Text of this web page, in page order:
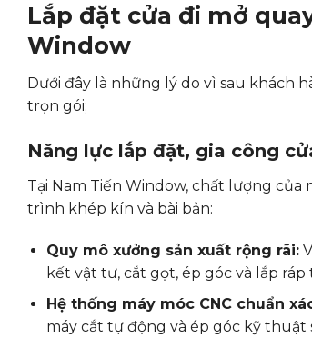
Lắp đặt cửa đi mở
Window
Dưới đây là những lý do vì sau khách
trọn gói;
Năng lực lắp đặt, gia công
Tại Nam Tiến Window, chất lượng
trình khép kín và bài bản:
Quy mô xưởng sản xuất rộng rãi:
kết vật tư, cắt gọt, ép góc và lắp ráp
Hệ thống máy móc CNC chuẩn
máy cắt tự động và ép góc kỹ thuật